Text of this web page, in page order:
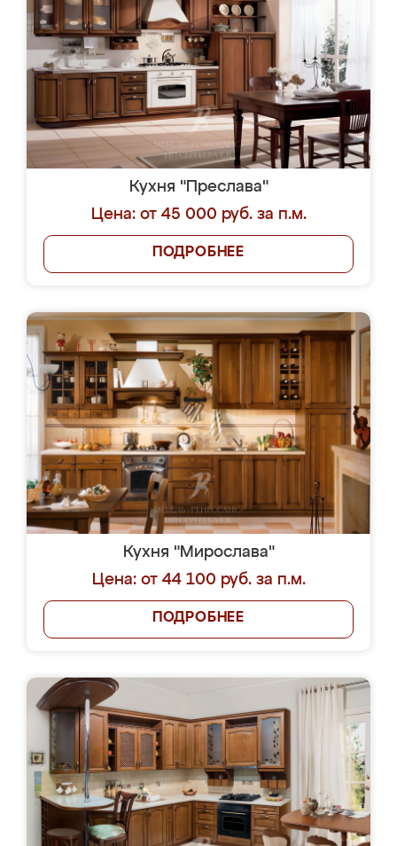
Кухня "Преслава"
Цена: от 45 000 руб. за п.м.
ПОДРОБНЕЕ
Кухня "Мирослава"
Цена: от 44 100 руб. за п.м.
ПОДРОБНЕЕ